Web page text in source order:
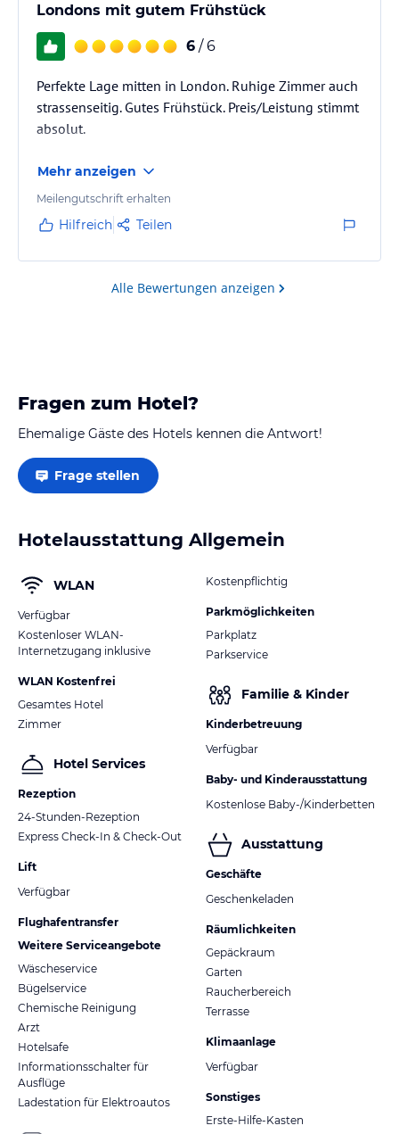
Londons mit gutem Frühstück
6 / 6
Perfekte Lage mitten in London. Ruhige Zimmer auch
strassenseitig. Gutes Frühstück. Preis/Leistung stimmt
absolut.
Mehr anzeigen
Meilengutschrift erhalten
Hilfreich Teilen
Alle Bewertungen anzeigen
Fragen zum Hotel?
Ehemalige Gäste des Hotels kennen die Antwort!
Frage stellen
Hotelausstattung Allgemein
WLAN
Verfügbar
Kostenloser WLAN-
Internetzugang inklusive
WLAN Kostenfrei
Gesamtes Hotel
Zimmer
Hotel Services
Rezeption
24-Stunden-Rezeption
Express Check-In & Check-Out
Lift
Verfügbar
Flughafentransfer
Weitere Serviceangebote
Wäscheservice
Bügelservice
Chemische Reinigung
Arzt
Hotelsafe
Informationsschalter für
Ausflüge
Ladestation für Elektroautos
Kostenpflichtig
Parkmöglichkeiten
Parkplatz
Parkservice
Familie & Kinder
Kinderbetreuung
Verfügbar
Baby- und Kinderausstattung
Kostenlose Baby-/Kinderbetten
Ausstattung
Geschäfte
Geschenkeladen
Räumlichkeiten
Gepäckraum
Garten
Raucherbereich
Terrasse
Klimaanlage
Verfügbar
Sonstiges
Erste-Hilfe-Kasten